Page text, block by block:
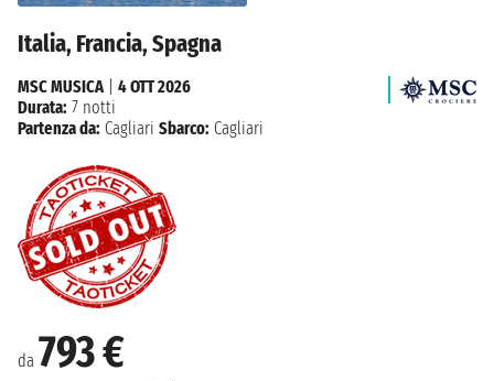
Italia, Francia, Spagna
da 793 €
MSC MUSICA| 4 OTT 2026
Durata: 7 notti
Partenza da: Cagliari Sbarco: Cagliari